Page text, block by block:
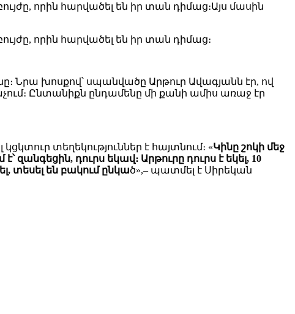
որին հարվածել են իր տան դիմաց։Այս մասին
որին հարվածել են իր տան դիմաց։
Նրա խոսքով՝ սպանվածը Արթուր Ավագյանն էր, ով
Ընտանիքն ընդամենը մի քանի ամիս առաջ էր
տեղեկություններ է հայտնում։ «Կինը շոկի մեջ
զանգեցին, դուրս եկավ։ Արթուրը դուրս է եկել, 10
տեսել են բակում ընկած»,– պատմել է Սիրեկան